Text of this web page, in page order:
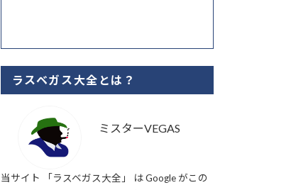
ラスベガス大全とは？
ミスターVEGAS
当サイト 「ラスベガス大全」 は Google がこの